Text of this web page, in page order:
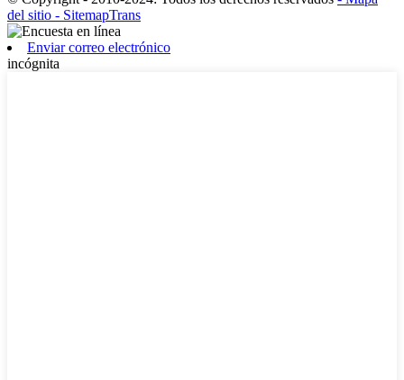
del sitio - SitemapTrans
Enviar correo electrónico
incógnita